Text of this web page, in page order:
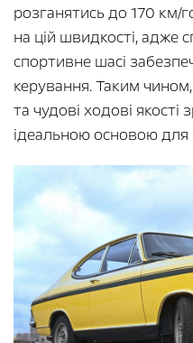
розганятись до 170 км/
на цій швидкості, адже
спортивне шасі
керування. Таким
та чудові ходові
ідеальною основою для